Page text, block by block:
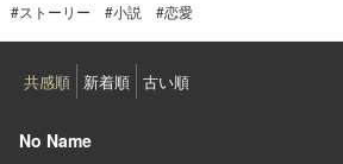
#ストーリー #小説 #恋愛
共感順 新着順 古い順
No Name